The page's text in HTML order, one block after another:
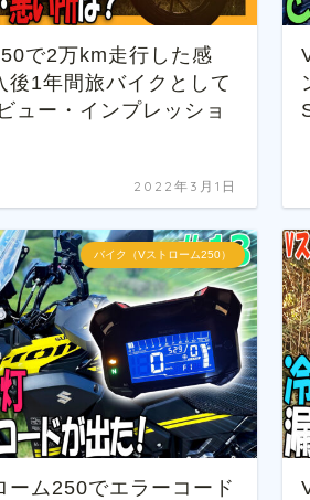
で2万km走行した感
後1年間旅バイクとして
ュー・インプレッショ
2022年3月1日
バイク（Vストローム250）
ーム250でエラーコード